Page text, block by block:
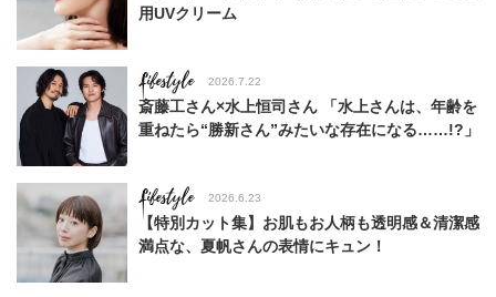
用UVクリーム
Lifestyle 2026.7.22
斎藤工さん×水上恒司さん 「水上さんは、年齢を
重ねたら“勝新さん”みたいな存在になる……!?」
Lifestyle 2026.6.23
【特別カット集】お肌もお人柄も透明感＆清潔感
満点な、夏帆さんの表情にキュン！